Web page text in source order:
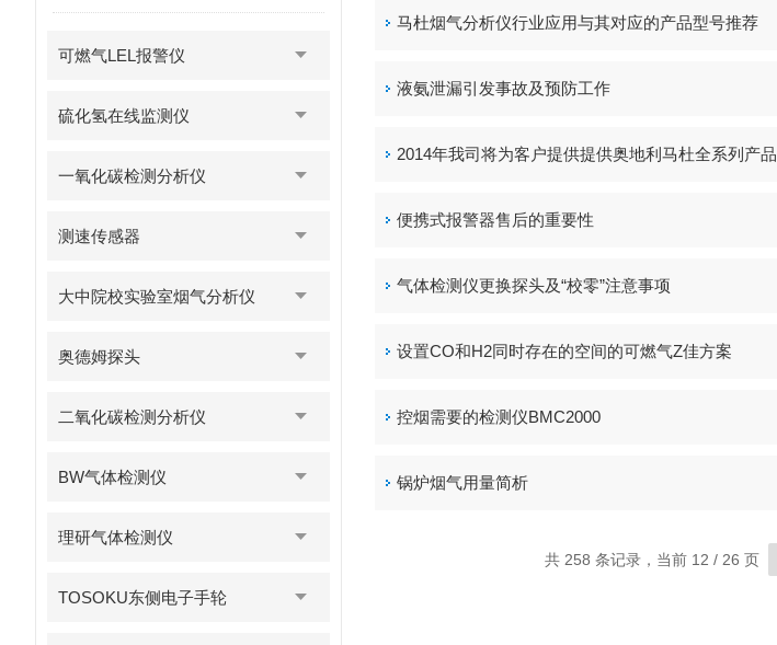
可燃气LEL报警仪
硫化氢在线监测仪
一氧化碳检测分析仪
测速传感器
大中院校实验室烟气分析仪
奥德姆探头
二氧化碳检测分析仪
BW气体检测仪
理研气体检测仪
TOSOKU东侧电子手轮
马杜烟气分析仪行业应用与其对应的产品型号推荐
液氨泄漏引发事故及预防工作
2014年我司将为客户提供提供奥地利马杜全系列产品
便携式报警器售后的重要性
气体检测仪更换探头及“校零”注意事项
设置CO和H2同时存在的空间的可燃气Z佳方案
控烟需要的检测仪BMC2000
锅炉烟气用量简析
共 258 条记录，当前 12 / 26 页